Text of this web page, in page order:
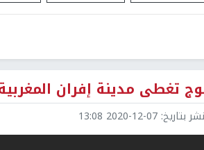
تغطى مدينة إفران
بتاريخ: 2020-12-07 13:08